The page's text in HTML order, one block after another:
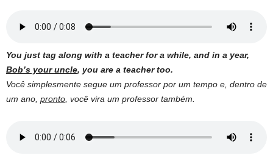
You just tag along with a teacher for a while, and in a year,
Bob’s your uncle, you are a teacher too.
Você simplesmente segue um professor por um tempo e, dentro de
um ano, pronto , você vira um professor também.